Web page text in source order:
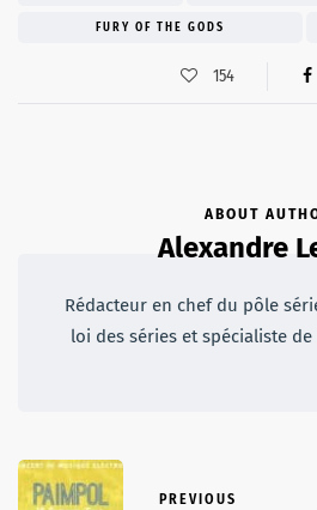
FURY OF THE GODS
154
ABOUT
Alexandre
Rédacteur en chef du pôle
loi des séries et spécialiste
PREVIOUS